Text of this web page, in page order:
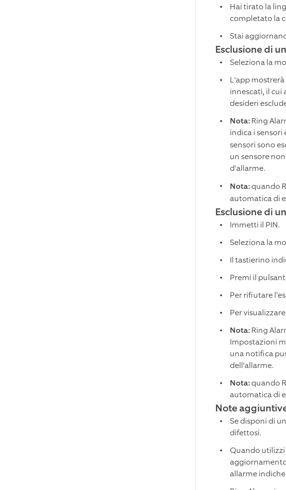
Hai tirato la
completato la
Stai
Esclusione di
Seleziona la
L'app
innescati, il
desideri
Nota:Ring
indica i
sensori sono
un sensore
d'allarme.
Nota:quando
automatica di
Esclusione di
Immetti il PIN.
Seleziona la
Il tastierino
Premi il
Per rifiutare
Per
Nota:Ring
Impostazioni
una notifica
dell'allarme.
Nota:quando
automatica di
Note
Se disponi di
difettosi.
Quando utilizzi
allarme